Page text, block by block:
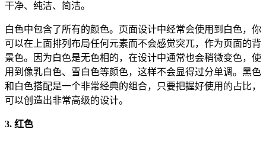
干净、纯洁、简洁。
白色中包含了所有的颜色。页面设计中经常会使用到白色，你
可以在上面排列布局任何元素而不会感觉突兀，作为页面的背
景色。因为白色是无色相的，在设计中通常也会稍微变色，使
用到像乳白色、雪白色等颜色，这样不会显得过分单调。黑色
和白色搭配是一个非常经典的组合，只要把握好使用的占比，
可以创造出非常高级的设计。
3. 红色